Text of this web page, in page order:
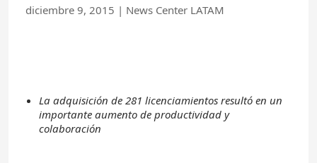
diciembre 9, 2015 | News Center LATAM
La adquisición de 281 licenciamientos resultó en un
importante aumento de productividad y
colaboración